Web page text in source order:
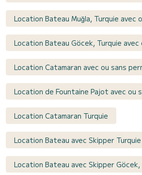
Location Bateau Muğla, Turquie avec
Location Bateau Göcek, Turquie avec
Location Catamaran avec ou sans
Location de Fountaine Pajot avec ou
Location Catamaran Turquie
Location Bateau avec Skipper Turquie
Location Bateau avec Skipper Göcek,